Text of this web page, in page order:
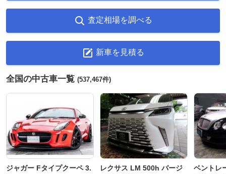
査定相場を調べる
新車を見積る
全国の中古車一覧 (537,467件)
ジャガー Fタイプクーペ 3.
レクサス LM 500h バージ
ベントレ